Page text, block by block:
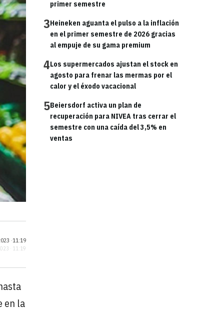
primer semestre
3Heineken aguanta el pulso a la inflación
en el primer semestre de 2026 gracias
al empuje de su gama premium
4Los supermercados ajustan el stock en
agosto para frenar las mermas por el
calor y el éxodo vacacional
5Beiersdorf activa un plan de
recuperación para NIVEA tras cerrar el
semestre con una caída del 3,5% en
ventas
·11:19
· 11:19
en la